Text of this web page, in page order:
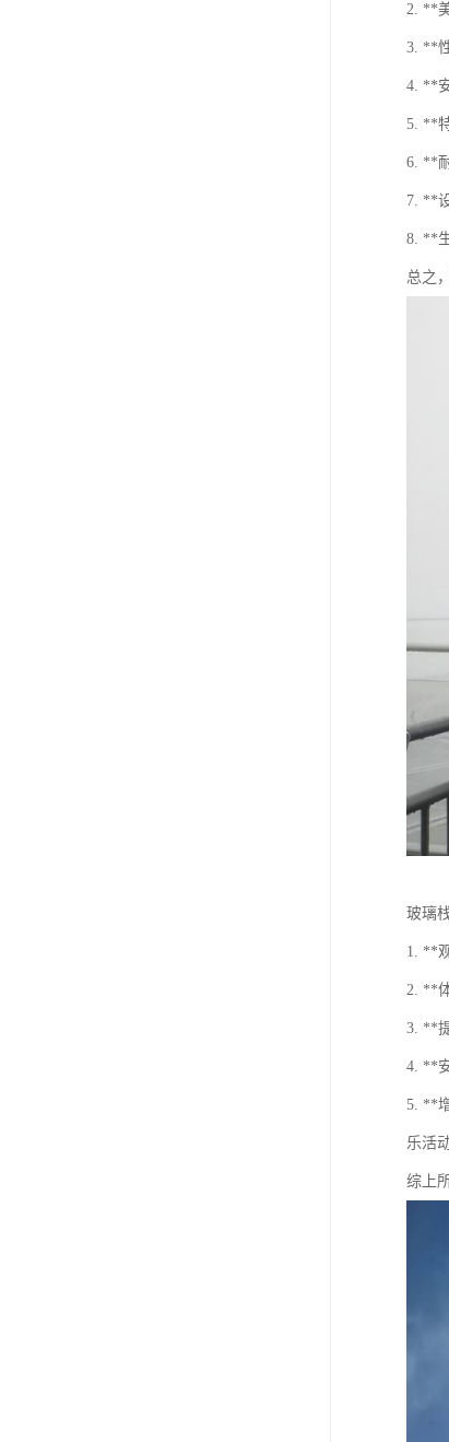
2. **
3. **
4. **
5. **
6. **
7. **
8. **
总之
玻璃
1. **
2. **
3. **
4. **
5. **
乐活动
综上